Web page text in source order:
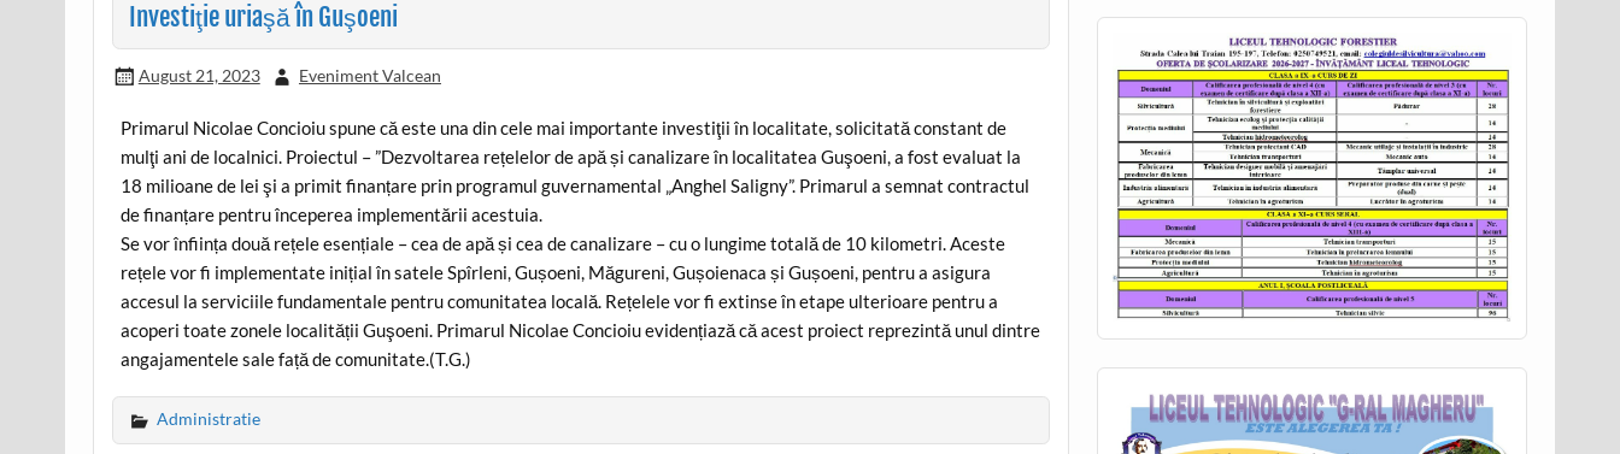
Investiţie uriaşă în Guşoeni
August 21, 2023 Eveniment Valcean
Primarul Nicolae Concioiu spune că este una din cele mai importante investiţii în localitate, solicitată constant de
mulţi ani de localnici. Proiectul – ”Dezvoltarea rețelelor de apă și canalizare în localitatea Guşoeni, a fost evaluat la
18 milioane de lei şi a primit finanțare prin programul guvernamental „Anghel Saligny”. Primarul a semnat contractul
de finanțare pentru începerea implementării acestuia.
Se vor înființa două rețele esențiale – cea de apă și cea de canalizare – cu o lungime totală de 10 kilometri. Aceste
rețele vor fi implementate inițial în satele Spîrleni, Gușoeni, Măgureni, Gușoienaca și Gușoeni, pentru a asigura
accesul la serviciile fundamentale pentru comunitatea locală. Rețelele vor fi extinse în etape ulterioare pentru a
acoperi toate zonele localității Guşoeni. Primarul Nicolae Concioiu evidențiază că acest proiect reprezintă unul dintre
angajamentele sale față de comunitate.(T.G.)
Administratie